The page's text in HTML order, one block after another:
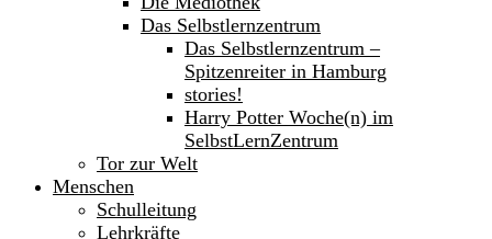
Das Selbstlernzentrum
Das Selbstlernzentrum –
Spitzenreiter in Hamburg
stories!
Harry Potter Woche(n) im
SelbstLernZentrum
Tor zur Welt
Menschen
Schulleitung
Lehrkräfte